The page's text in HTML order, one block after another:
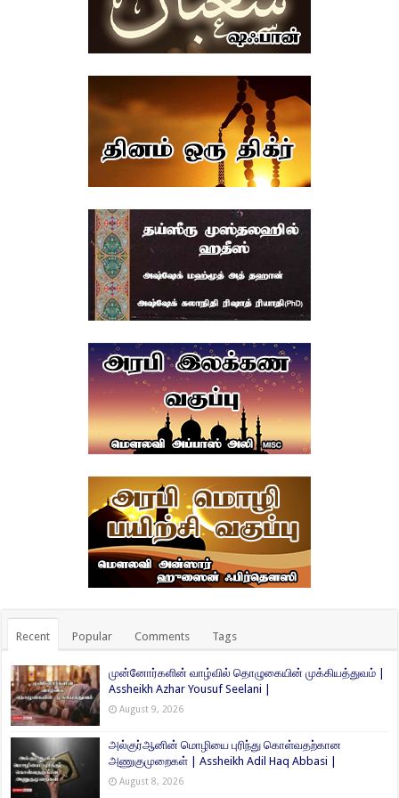
Recent Popular Comments Tags
முன்னோர்களின் வாழ்வில் தொழுகையின் முக்கியத்துவம் |
Assheikh Azhar Yousuf Seelani |
August 9, 2026
அல்குர்ஆனின் மொழியை புரிந்து கொள்வதற்கான
அணுகுமுறைகள் | Assheikh Adil Haq Abbasi |
August 8, 2026